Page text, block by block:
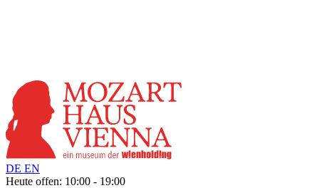
DE EN
Heute offen: 10:00 - 19:00